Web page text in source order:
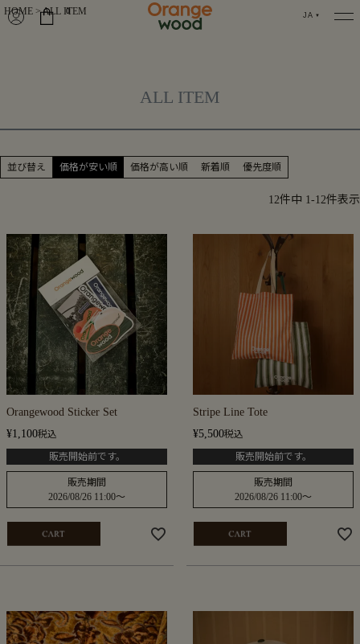
0 JA
HOME ALL ITEM
ALL ITEM
並び替え 価格が安い順 価格が高い順 新着順 優先度順
12件中 1-12件表示
Orangewood Sticker Set
¥1,100税込
販売開始前です。
販売期間
2026/08/26 11:00〜
Stripe Line Tote
¥5,500税込
販売開始前です。
販売期間
2026/08/26 11:00〜